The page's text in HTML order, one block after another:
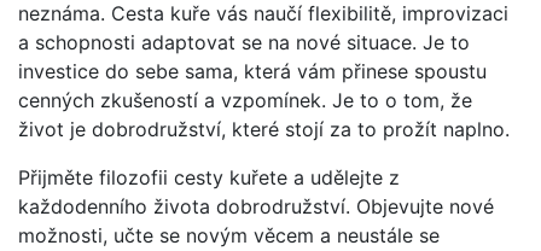
neznáma. Cesta kuře vás naučí flexibilitě, improvizaci
a schopnosti adaptovat se na nové situace. Je to
investice do sebe sama, která vám přinese spoustu
cenných zkušeností a vzpomínek. Je to o tom, že
život je dobrodružství, které stojí za to prožít naplno.
Přijměte filozofii cesty kuřete a udělejte z
každodenního života dobrodružství. Objevujte nové
možnosti, učte se novým věcem a neustále se